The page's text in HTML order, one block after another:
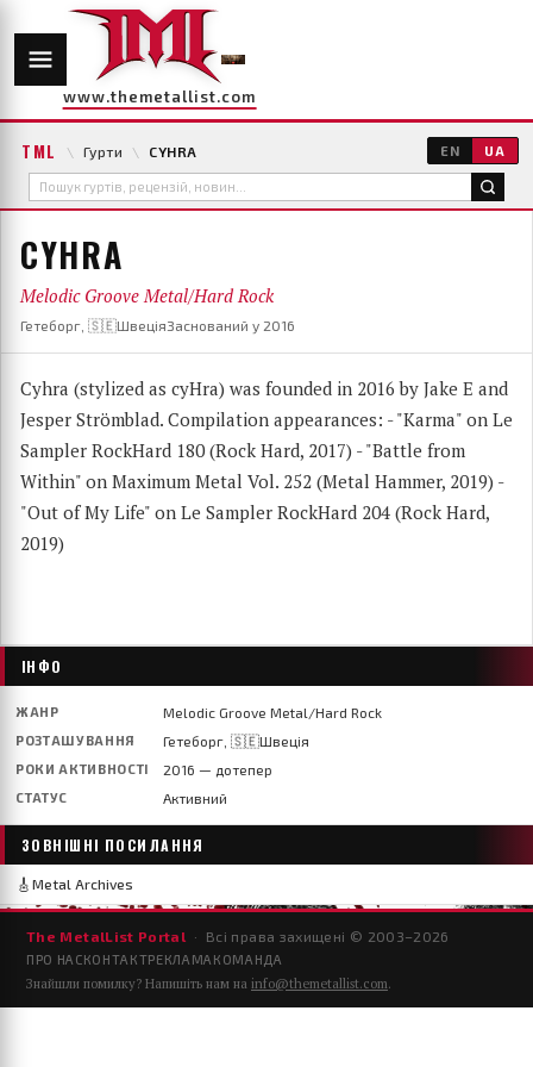
www.themetallist.com
TML \ Гурти \ CYHRA EN UA
CYHRA
Melodic Groove Metal/Hard Rock
Гетеборг, 🇸🇪ШвеціяЗаснований у 2016
Cyhra (stylized as cyHra) was founded in 2016 by Jake E and
Jesper Strömblad. Compilation appearances: - "Karma" on Le
Sampler RockHard 180 (Rock Hard, 2017) - "Battle from
Within" on Maximum Metal Vol. 252 (Metal Hammer, 2019) -
"Out of My Life" on Le Sampler RockHard 204 (Rock Hard,
2019)
ІНФО
ЖАНР Melodic Groove Metal/Hard Rock
РОЗТАШУВАННЯ Гетеборг, 🇸🇪Швеція
РОКИ АКТИВНОСТІ 2016 — дотепер
СТАТУС Активний
ЗОВНІШНІ ПОСИЛАННЯ
🎸 Metal Archives
The MetalList Portal · Всі права захищені © 2003–2026
ПРО НАСКОНТАКТРЕКЛАМА КОМАНДА
Знайшли помилку? Напишіть нам на info@themetallist.com.